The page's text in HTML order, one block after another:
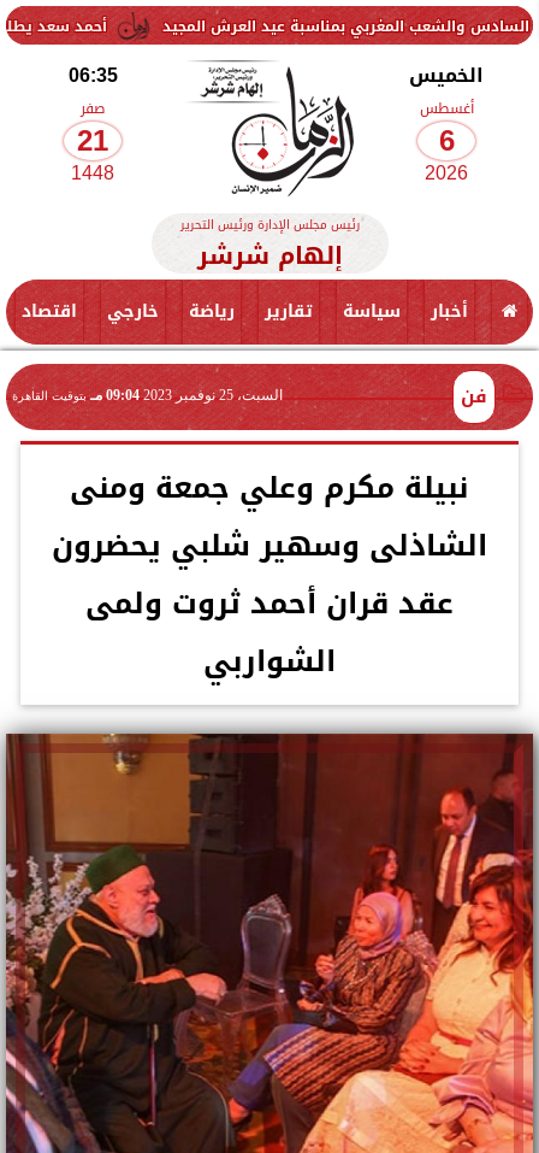
أحمد سعد يطلق «الألبوم المغربي بمناسبة عيد العرش المجيد
الخميس
أغسطس
6
2026
06:35
صفر
21
1448
رئيس مجلس الإدارة ورئيس التحرير
إلهام شرشر
أخبار سياسة تقارير رياضة خارجي اقتصاد
فن السبت، 25 نوفمبر 2023 09:04 مـ بتوقيت القاهرة
نبيلة مكرم وعلي جمعة ومنى
الشاذلى وسهير شلبي يحضرون
عقد قران أحمد ثروت ولمى
الشواربي